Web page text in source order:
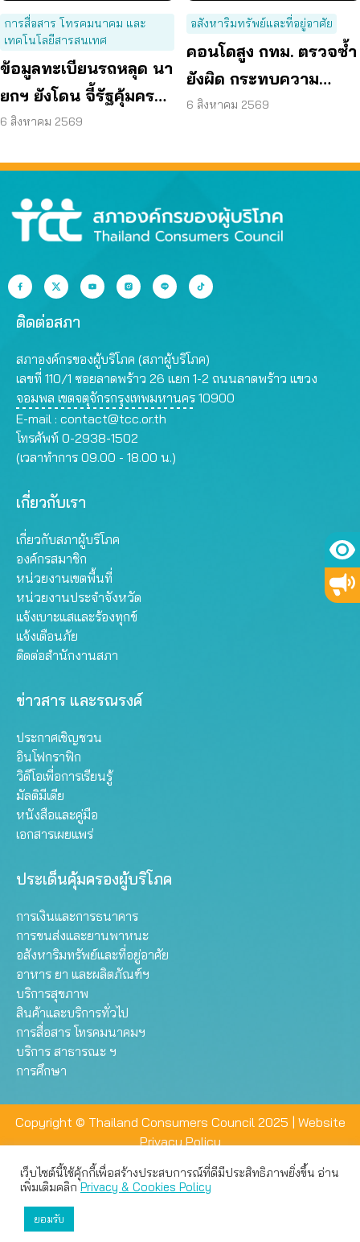
การสื่อสาร โทรคมนาคม และ
เทคโนโลยีสารสนเทศ
ข้อมูลทะเบียนรถหลุด นา
ยกฯ ยังโดน จี้รัฐคุ้มครอง
ข้อมูลส่วนบุคคล
6 สิงหาคม 2569
อสังหาริมทรัพย์และที่อยู่อาศัย
คอนโดสูง กทม. ตรวจซ้ำ
ยังผิด กระทบความ
ปลอดภัย
6 สิงหาคม 2569
ติดต่อสภา
สภาองค์กรของผู้บริโภค (สภาผู้บริโภค)
เลขที่ 110/1 ซอยลาดพร้าว 26 แยก 1-2 ถนนลาดพร้าว แขวง
จอมพล เขตจตุจักรกรุงเทพมหานคร 10900
E-mail : contact@tcc.or.th
โทรศัพท์ 0-2938-1502
(เวลาทำการ 09.00 - 18.00 น.)
เกี่ยวกับเรา
เกี่ยวกับสภาผู้บริโภค
องค์กรสมาชิก
หน่วยงานเขตพื้นที่
หน่วยงานประจำจังหวัด
แจ้งเบาะแสและร้องทุกข์
แจ้งเตือนภัย
ติดต่อสำนักงานสภา
ข่าวสาร และรณรงค์
ประกาศเชิญชวน
อินโฟกราฟิก
วิดีโอเพื่อการเรียนรู้
มัลติมีเดีย
หนังสือและคู่มือ
เอกสารเผยแพร่
ประเด็นคุ้มครองผู้บริโภค
การเงินและการธนาคาร
การขนส่งและยานพาหนะ
อสังหาริมทรัพย์และที่อยู่อาศัย
อาหาร ยา และผลิตภัณฑ์ฯ
บริการสุขภาพ
สินค้าและบริการทั่วไป
การสื่อสาร โทรคมนาคมฯ
บริการ สาธารณะ ฯ
การศึกษา
Copyright © Thailand Consumers Council 2025 | Website
Privacy Policy
เว็บไซต์นี้ใช้คุ้กกี้เพื่อสร้างประสบการณ์ที่ดีมีประสิทธิภาพยิ่งขึ้น อ่าน
เพิ่มเติมคลิกPrivacy & Cookies Policy
ยอมรับ
เว็บไซต์นี้ใช้คุกกี้เพื่อมอบประสบการณ์การใช้งานที่ดีให้แก่ท่าน คุณ
สามารถเลือกตั้งค่าความเป็นส่วนตัวได้
ยอมรับทั้งหมด